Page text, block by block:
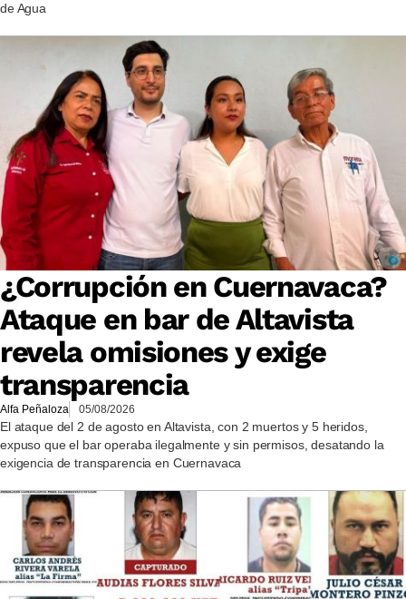
de Agua
¿Corrupción en Cuernavaca?
Ataque en bar de Altavista
revela omisiones y exige
transparencia
Alfa Peñaloza 05/08/2026
El ataque del 2 de agosto en Altavista, con 2 muertos y 5 heridos,
expuso que el bar operaba ilegalmente y sin permisos, desatando la
exigencia de transparencia en Cuernavaca